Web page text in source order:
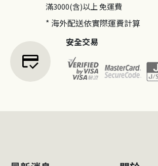
滿3000(含)以上免運費
* 海外配送依實際運費計算
credit_score
安全交易